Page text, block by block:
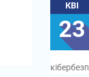
КВІ
23